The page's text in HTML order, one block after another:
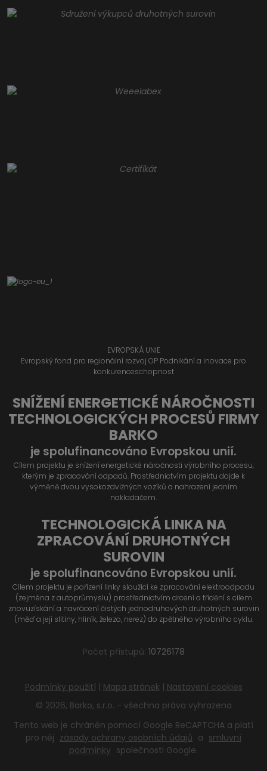
EVROPSKÁ UNIE
Evropský fond pro regionální rozvoj OP Podnikání a inovace pro
konkurenceschopnost
SNÍŽENÍ ENERGETICKÉ NÁROČNOSTI
TECHNOLOGICKÝCH PROCESŮ FIRMY
BARKO
je spolufinancováno Evropskou unií.
Cílem projektu je snížení energetické náročnosti výrobního procesu,
kterým je zpracování odpadů. Prostřednictvím projektu dojde k
výměně dvou vysokozdvižných vozíků a nahrazení jedním
nakladačem.
TECHNOLOGICKÁ LINKA NA
ZPRACOVÁNÍ DRUHOTNÝCH
SUROVIN
je spolufinancováno Evropskou unií.
Cílem projektu je pořízení linky sloužící ke zpracování elektroodpadu
(zejména z autoprůmyslu) prostřednictvím drcení a třídění s cílem
znovuzískání a navrácení čistých jednodruhových druhotných surovin
(měď a její slitiny, hliník, železo, nerez) do zpětného výrobního cyklu.
Počet přístupů: 10726178
© 2026, Barko, s.r.o. - všechna práva vyhrazena
Podmínky použití | Mapa stránek | Nastavení cookies
Tento web je chráněn pomocí Google ReCAPTCHA a platí
pro něj zásady ochrany osobních údajů a smluvní
podmínky společnosti Google.